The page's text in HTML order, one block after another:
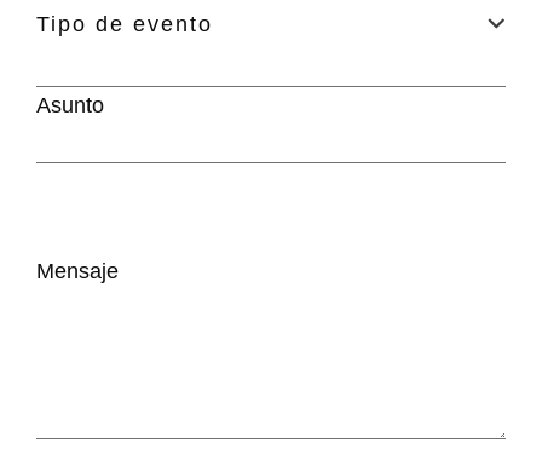
Tipo de evento
Asunto
Mensaje